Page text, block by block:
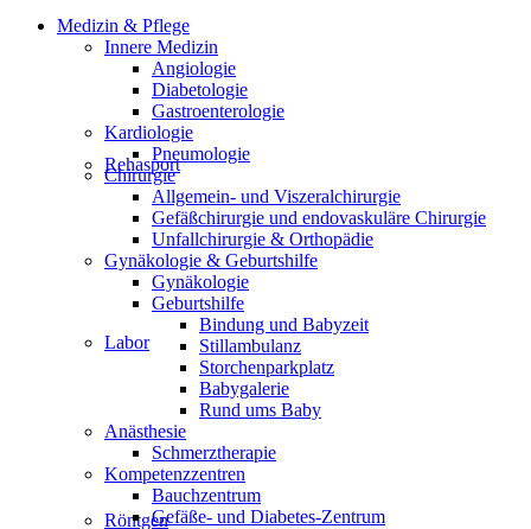
Rehasport
Labor
Röntgen
Medizin & Pflege
Innere Medizin
Angiologie
Diabetologie
Gastroenterologie
Kardiologie
Pneumologie
Chirurgie
Allgemein- und Viszeralchirurgie
Gefäßchirurgie und endovaskuläre Chirurgie
Unfallchirurgie & Orthopädie
Gynäkologie & Geburtshilfe
Gynäkologie
Geburtshilfe
Bindung und Babyzeit
Stillambulanz
Storchenparkplatz
Babygalerie
Rund ums Baby
Anästhesie
Schmerztherapie
Kompetenzzentren
Bauchzentrum
Gefäße- und Diabetes-Zentrum